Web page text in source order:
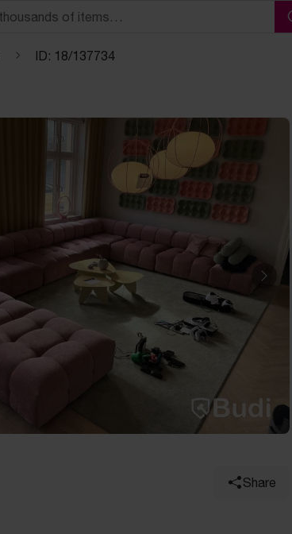
ID: 18/137734
Next
Share